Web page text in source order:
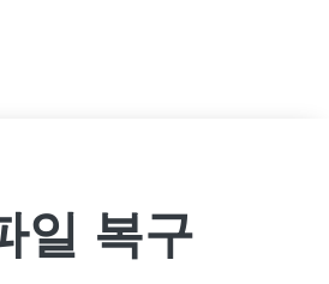
일 복구